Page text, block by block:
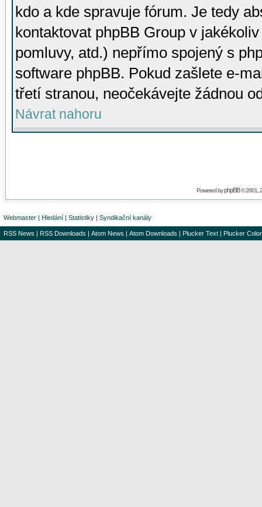
kdo a kde spravuje fórum. Je tedy
kontaktovat phpBB Group v
pomluvy, atd.) nepřímo spojený s
software phpBB. Pokud zašlete e-
třetí stranou, neočekávejte žádnou
Návrat nahoru
Powered byphpBB© 2001,
Webmaster | Hledání | Statistiky | Syndikační kanály
RSS News | RSS Downloads | Atom News | Atom Downloads | Plucker Text | Plucker Color